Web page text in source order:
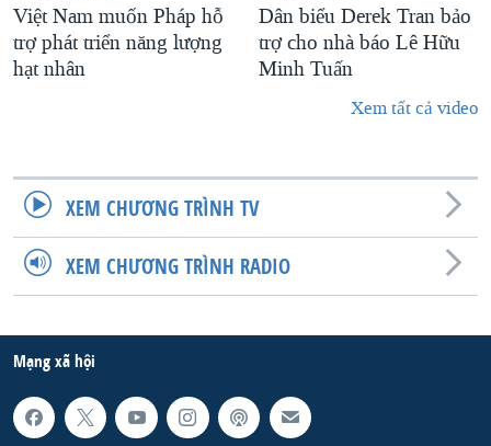
Việt Nam muốn Pháp hỗ
trợ phát triển năng lượng
hạt nhân
Dân biểu Derek Tran bảo
trợ cho nhà báo Lê Hữu
Minh Tuấn
Xem tất cả video
XEM CHƯƠNG TRÌNH TV
XEM CHƯƠNG TRÌNH RADIO
Mạng xã hội